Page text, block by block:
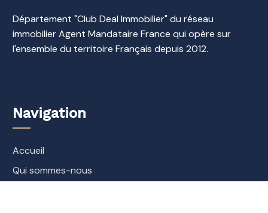
Département "Club Deal Immobilier" du réseau
immobilier Agent Mandataire France qui opère sur
l'ensemble du territoire Français depuis 2012.
Navigation
Accueil
Qui sommes-nous